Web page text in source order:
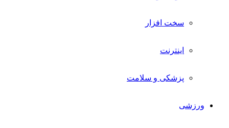
سخت افزار
اینترنت
پزشکی و سلامت
ورزشی